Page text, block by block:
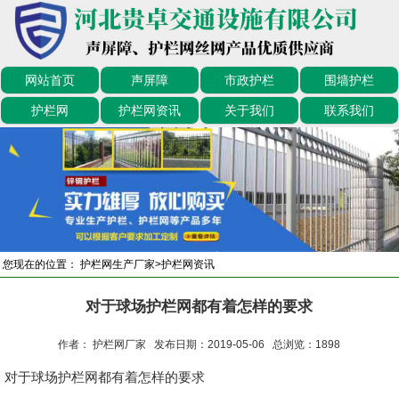
网站首页 声屏障 市政护栏 围墙护栏
护栏网 护栏网资讯 关于我们 联系我们
您现在的位置： 护栏网生产厂家>护栏网资讯
对于球场护栏网都有着怎样的要求
作者： 护栏网厂家 发布日期：2019-05-06 总浏览： 1898
对于球场护栏网都有着怎样的要求